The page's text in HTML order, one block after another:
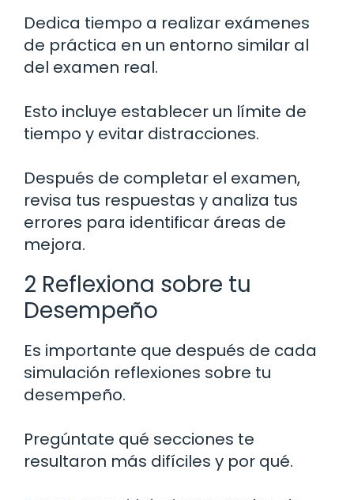
Dedica tiempo a realizar exámenes
de práctica en un entorno similar al
del examen real.
Esto incluye establecer un límite de
tiempo y evitar distracciones.
Después de completar el examen,
revisa tus respuestas y analiza tus
errores para identificar áreas de
mejora.
2 Reflexiona sobre tu
Desempeño
Es importante que después de cada
simulación reflexiones sobre tu
desempeño.
Pregúntate qué secciones te
resultaron más difíciles y por qué.